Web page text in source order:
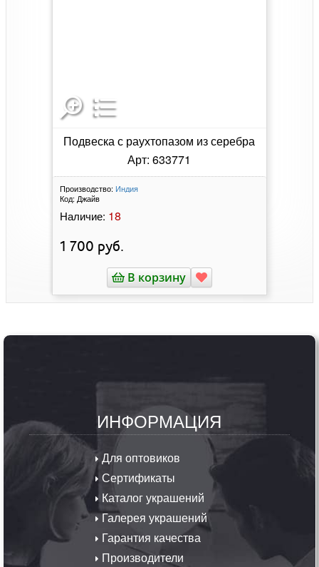
Подвеска с раухтопазом из серебра
Арт: 633771
Производство: Индия
Код: Джайв
Наличие: 18
1 700 руб.
В корзину
ИНФОРМАЦИЯ
Для оптовиков
Сертификаты
Каталог украшений
Галерея украшений
Гарантия качества
Производители